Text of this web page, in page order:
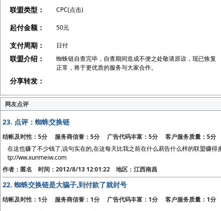
联盟类型：
CPC(点击)
起付金额： 50元
支付周期： 日付
联盟介绍：
蜘蛛链自查完毕，自查期间造成不便之处敬请原谅，现已恢复
正常，将于更优质的服务与大家合作。
分享转发：
网友点评
23. 点评：蜘蛛交换链
结帐及时性：5分 服务商信誉：5分 广告代码丰富：5分 客户服务质量：5分
在这也赚了不少钱了,说句实在的,在这每天比我之前在什么易告什么样的联盟赚
tp://ww.xunmeiw.com
作者：匿名 时间：2012/8/13 12:01:22 地区：江西南昌
22.蜘蛛交换链是大骗子,到付款了就封号
结帐及时性：1分 服务商信誉：1分 广告代码丰富：1分 客户服务质量：1分